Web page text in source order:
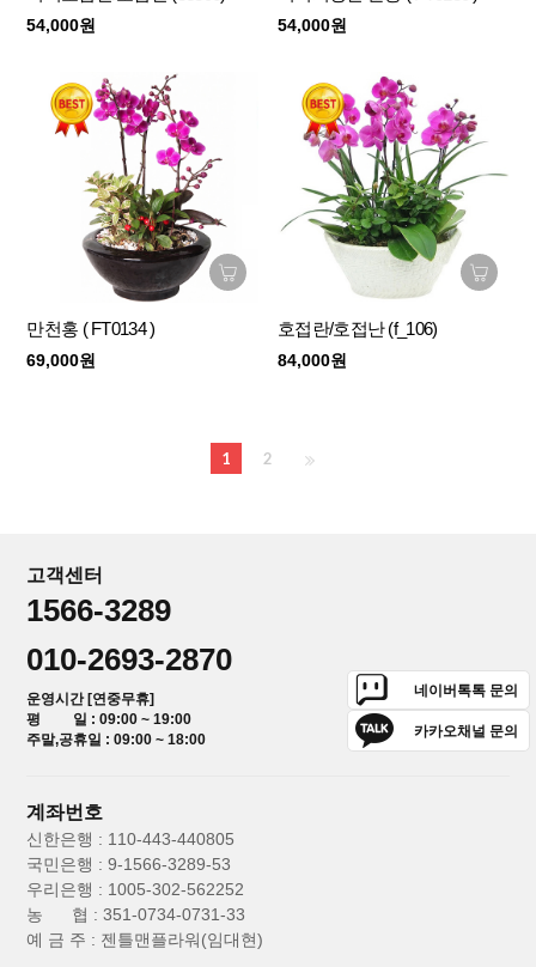
54,000원 54,000원
만천홍 ( FT0134 )
69,000원
호접란/호접난 (f_106)
84,000원
1 2
고객센터
1566-3289
010-2693-2870
운영시간 [연중무휴]
평 일 : 09:00 ~ 19:00
주말,공휴일 : 09:00 ~ 18:00
네이버톡톡 문의
카카오채널 문의
계좌번호
신한은행 : 110-443-440805
국민은행 : 9-1566-3289-53
우리은행 : 1005-302-562252
농 협 : 351-0734-0731-33
예 금 주 : 젠틀맨플라워(임대현)